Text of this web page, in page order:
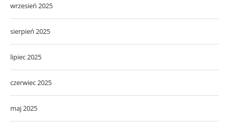
wrzesień 2025
sierpień 2025
lipiec 2025
czerwiec 2025
maj 2025